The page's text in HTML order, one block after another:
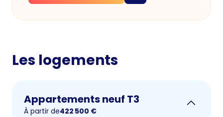
Les logements
Appartements neuf T3
À partir de422 500 €